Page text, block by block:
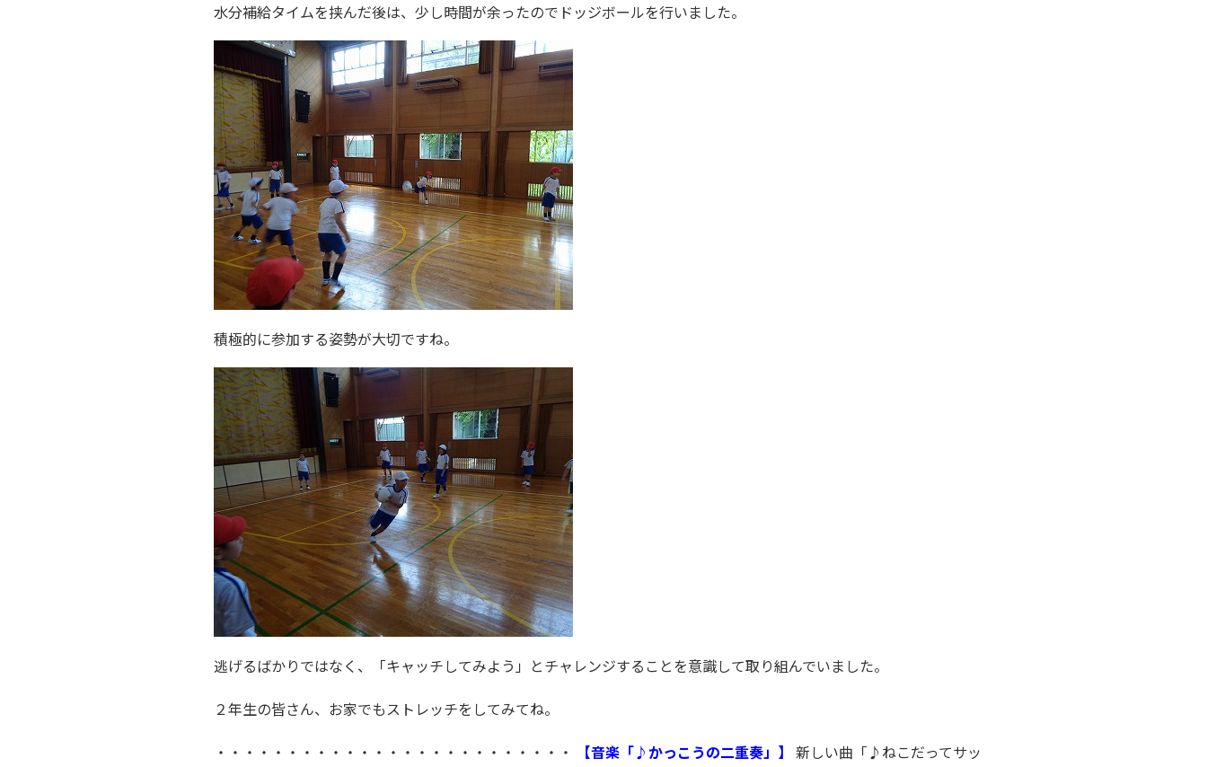
水分補給タイムを挟んだ後は、少し時間が余ったのでドッジボールを行いました。
積極的に参加する姿勢が大切ですね。
逃げるばかりではなく、「キャッチしてみよう」とチャレンジすることを意識して取り組んでいました。
２年生の皆さん、お家でもストレッチをしてみてね。
・・・・・・・・・・・・・・・・・・・・・・・・・
【音楽「♪かっこうの二重奏」】 新しい曲「♪ねこだってサッ